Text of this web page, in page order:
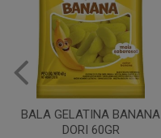
BALA GELATINA BANANA
DORI 60GR